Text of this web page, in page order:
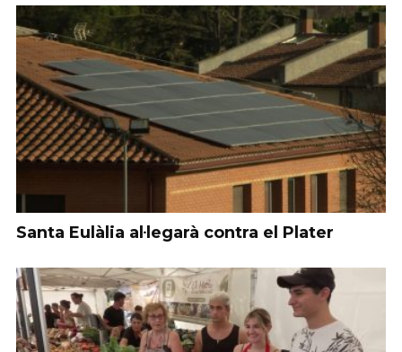
Santa Eulàlia al·legarà contra el Plater